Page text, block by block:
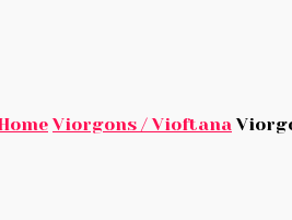
Viorgons / Vioftana